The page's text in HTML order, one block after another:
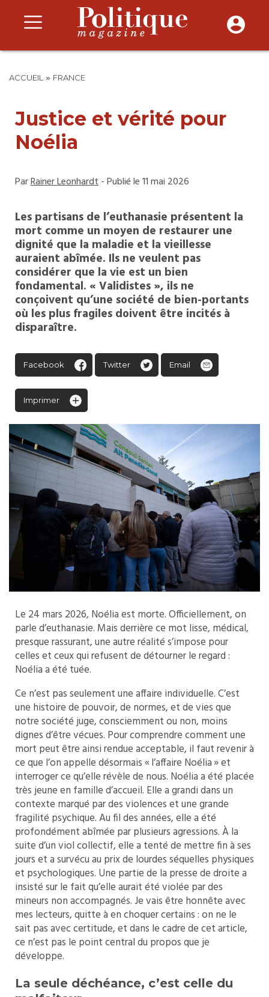
ACCUEIL » FRANCE
Justice et vérité pour
Noélia
ParRainer Leonhardt- Publié le 11 mai 2026
Les partisans de l’euthanasie présentent la
mort comme un moyen de restaurer une
dignité que la maladie et la vieillesse
auraient abîmée. Ils ne veulent pas
considérer que la vie est un bien
fondamental. « Validistes », ils ne
conçoivent qu’une société de bien-portants
où les plus fragiles doivent être incités à
disparaître.
Facebook Twitter Email
Imprimer
Le 24 mars 2026, Noélia est morte. Officiellement, on
parle d’euthanasie. Mais derrière ce mot lisse, médical,
presque rassurant, une autre réalité s’impose pour
celles et ceux qui refusent de détourner le regard :
Noélia a été tuée.
Ce n’est pas seulement une affaire individuelle. C’est
une histoire de pouvoir, de normes, et de vies que
notre société juge, consciemment ou non, moins
dignes d’être vécues. Pour comprendre comment une
mort peut être ainsi rendue acceptable, il faut revenir à
ce que l’on appelle désormais « l’affaire Noélia » et
interroger ce qu’elle révèle de nous. Noélia a été placée
très jeune en famille d’accueil. Elle a grandi dans un
contexte marqué par des violences et une grande
fragilité psychique. Au fil des années, elle a été
profondément abîmée par plusieurs agressions. À la
suite d’un viol collectif, elle a tenté de mettre fin à ses
jours et a survécu au prix de lourdes séquelles physiques
et psychologiques. Une partie de la presse de droite a
insisté sur le fait qu’elle aurait été violée par des
mineurs non accompagnés. Je vais être honnête avec
mes lecteurs, quitte à en choquer certains : on ne le
sait pas avec certitude, et dans le cadre de cet article,
ce n’est pas le point central du propos que je
développe.
La seule déchéance, c’est celle du